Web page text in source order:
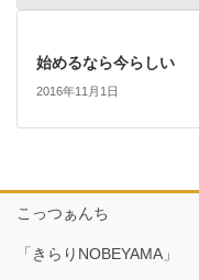
始めるなら今らしい
2016年11月1日
こっつぁんち
「きらりNOBEYAMA」